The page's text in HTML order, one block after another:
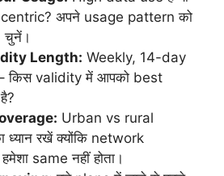
centric? अपने usage pattern को
चुनें।
Length: Weekly, 14-day
किस validity में आपको best
Urban vs rural
ध्यान रखें क्योंकि network
same नहीं होता।